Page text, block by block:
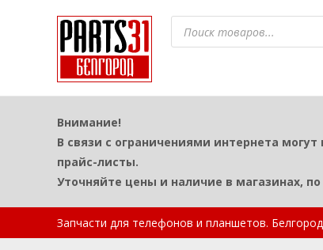
Поиск
товаров
Внимание!
В связи с ограничениями интернета
прайс-листы.
Уточняйте цены и наличие в магазинах,
Запчасти для телефонов и планшетов. Белгород